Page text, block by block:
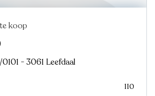
koop
- 3061 Leefdaal
110